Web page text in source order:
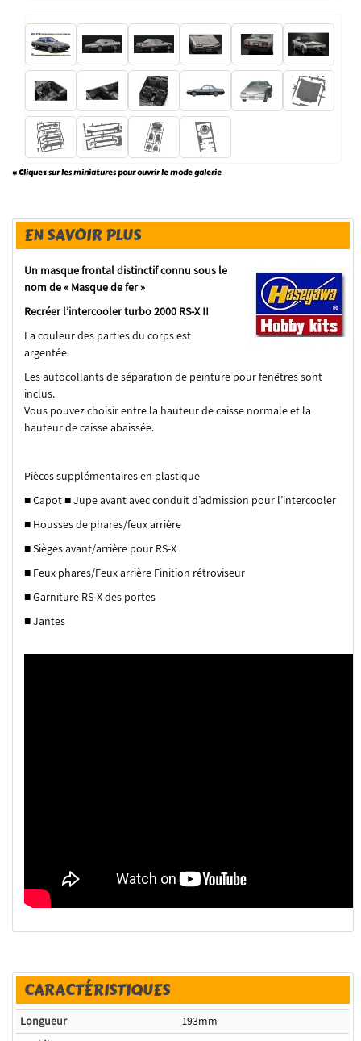
* Cliquez sur les miniatures pour ouvrir le mode galerie
EN SAVOIR PLUS
Un masque frontal distinctif connu sous le
nom de « Masque de fer »
Recréer l’intercooler turbo 2000 RS-X !!
La couleur des parties du corps est
argentée.
Les autocollants de séparation de peinture pour fenêtres sont
inclus.
Vous pouvez choisir entre la hauteur de caisse normale et la
hauteur de caisse abaissée.
Pièces supplémentaires en plastique
■ Capot ■ Jupe avant avec conduit d’admission pour l’intercooler
■ Housses de phares/feux arrière
■ Sièges avant/arrière pour RS-X
■ Feux phares/Feux arrière Finition rétroviseur
■ Garniture RS-X des portes
■ Jantes
CARACTÉRISTIQUES
Longueur
193mm